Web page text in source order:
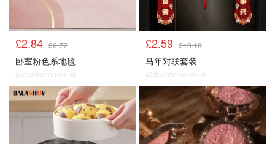
£2.84 £8.77
卧室粉色系地毯
@dealmoon.co.uk
£2.59 £13.18
马年对联套装
@dealmoon.co.uk